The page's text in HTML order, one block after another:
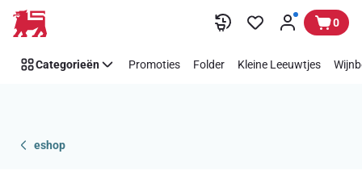
Overslaan 0
Categorieën Promoties Folder Kleine Leeuwtjes
eshop